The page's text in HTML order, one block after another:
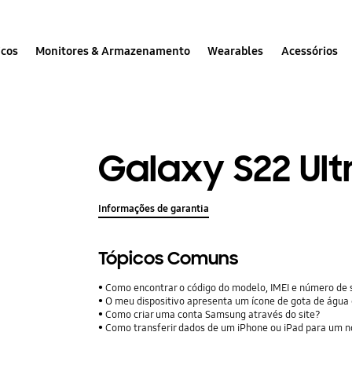
Monitores & Armazenamento Wearables Acessórios
Galaxy S22
Informações de garantia
Tópicos Comuns
Como encontrar o código do modelo, IMEI e número
O meu dispositivo apresenta um ícone de gota de água
Como criar uma conta Samsung através do site?
Como transferir dados de um iPhone ou iPad para um